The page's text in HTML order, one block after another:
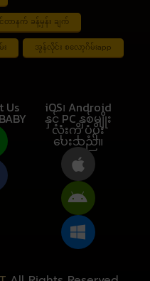
တာနက် ခန့်မှန်း ချက်
အွန်လိုင်း စလော့ဂိမ်းapp
Us iOS၊ Android
နှင့် PC နှစ်မျိုး
လုံးကို ပံ့ပိုး
ပေးသည်။